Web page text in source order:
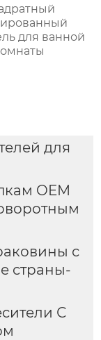
для ванной
для
OEM
с
страны-
С